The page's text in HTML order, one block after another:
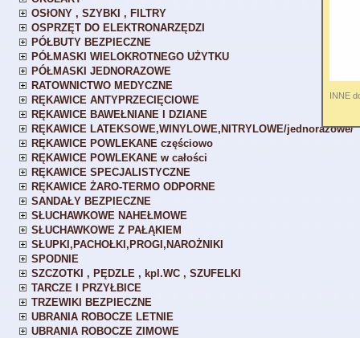
OSłONY , SZYBKI , FILTRY
OSPRZĘT DO ELEKTRONARZĘDZI
PÓŁBUTY BEZPIECZNE
PÓŁMASKI WIELOKROTNEGO UŻYTKU
PÓŁMASKI JEDNORAZOWE
RATOWNICTWO MEDYCZNE
RĘKAWICE ANTYPRZECIĘCIOWE
RĘKAWICE BAWEŁNIANE I DZIANE
RĘKAWICE LATEKSOWE,WINYLOWE,NITRYLOWE/jednorazowe/
RĘKAWICE POWLEKANE częściowo
RĘKAWICE POWLEKANE w całości
RĘKAWICE SPECJALISTYCZNE
RĘKAWICE ŻARO-TERMO ODPORNE
SANDAŁY BEZPIECZNE
SŁUCHAWKOWE NAHEŁMOWE
SŁUCHAWKOWE Z PAŁĄKIEM
SŁUPKI,PACHOŁKI,PROGI,NAROŻNIKI
SPODNIE
SZCZOTKI , PĘDZLE , kpl.WC , SZUFELKI
TARCZE I PRZYŁBICE
TRZEWIKI BEZPIECZNE
UBRANIA ROBOCZE LETNIE
UBRANIA ROBOCZE ZIMOWE
INNE